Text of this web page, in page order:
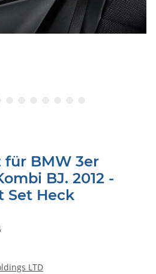
für BMW 3er
BJ. 2012 -
Set Heck
LTD